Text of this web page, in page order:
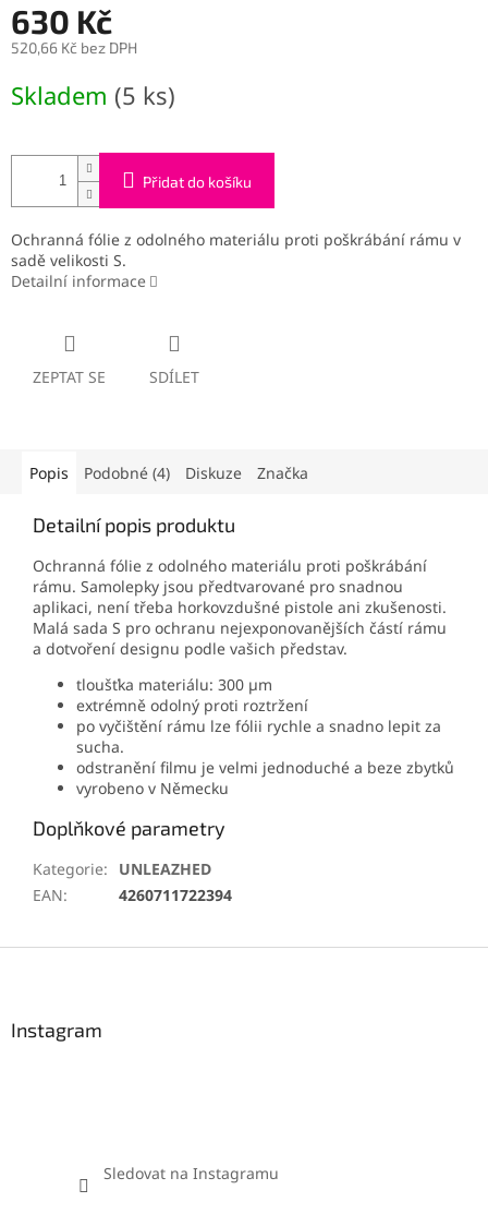
630 Kč
520,66 Kč bez DPH
cena:
Skladem (5 ks)
Přidat do košíku
Ochranná fólie z odolného materiálu proti poškrábání rámu v
sadě velikosti S.
Detailní informace
ZEPTAT SE SDÍLET
Popis Podobné (4) Diskuze Značka
Detailní popis produktu
Ochranná fólie z odolného materiálu proti poškrábání
rámu. Samolepky jsou předtvarované pro snadnou
aplikaci, není třeba horkovzdušné pistole ani zkušenosti.
Malá sada S pro ochranu nejexponovanějších částí rámu
a dotvoření designu podle vašich představ.
tloušťka materiálu: 300 µm
extrémně odolný proti roztržení
po vyčištění rámu lze fólii rychle a snadno lepit za
sucha.
odstranění filmu je velmi jednoduché a beze zbytků
vyrobeno v Německu
Doplňkové parametry
Kategorie:
UNLEAZHED
EAN: 4260711722394
Instagram
Sledovat na Instagramu